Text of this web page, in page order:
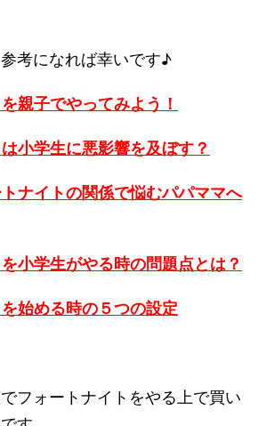
考になれば幸いです♪
親子でやってみよう！
小学生に悪影響を及ぼす？
ナイトの関係で悩むパパママへ
小学生がやる時の問題点とは？
始める時の５つの設定
フォートナイトをやる上で買い